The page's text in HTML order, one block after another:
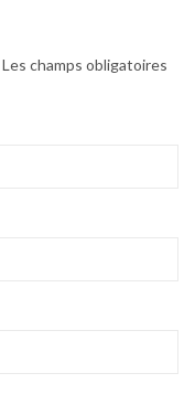
Les champs obligatoires